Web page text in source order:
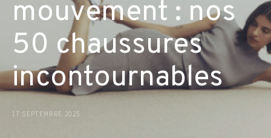
mouvement : nos
50 chaussures
incontournables
17 SEPTEMBRE 2025